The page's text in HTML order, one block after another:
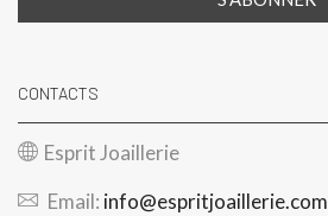
CONTACTS
Esprit Joaillerie
Email: info@espritjoaillerie.com